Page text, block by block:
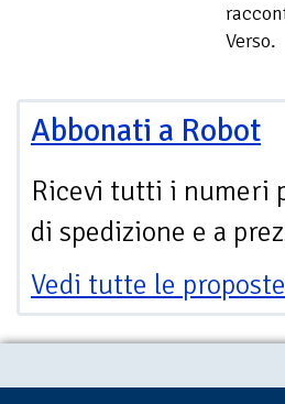
Verso.
Abbonati a Robot
Ricevi tutti i numeri
di spedizione e a
Vedi tutte le